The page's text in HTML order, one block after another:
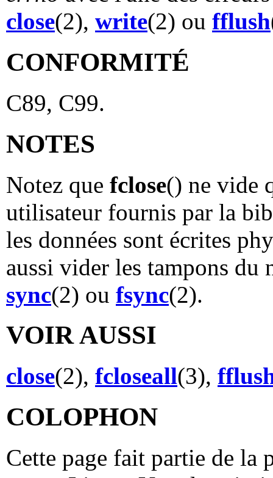
close(2), write(2) ou fflush
CONFORMITÉ
C89, C99.
NOTES
Notez que fclose() ne vide
utilisateur fournis par la
les données sont écrites
aussi vider les tampons du
sync(2) ou fsync(2).
VOIR AUSSI
close(2), fcloseall(3),
COLOPHON
Cette page fait partie de